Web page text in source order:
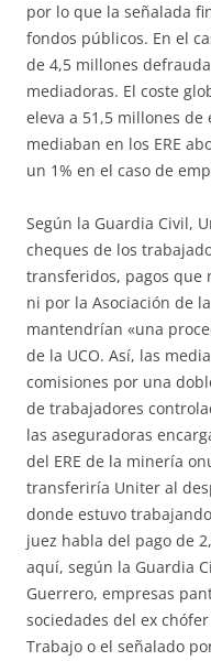
por lo que la señalada
fondos públicos. En el
de 4,5 millones
mediadoras. El coste
eleva a 51,5 millones de
mediaban en los ERE
un 1% en el caso de
Según la Guardia Civil,
cheques de los
transferidos, pagos que
ni por la Asociación de
mantendrían «una
de la UCO. Así, las
comisiones por una
de trabajadores
las aseguradoras
del ERE de la minería
transferiría Uniter al
donde estuvo
juez habla del pago de
aquí, según la Guardia
Guerrero, empresas
sociedades del ex
Trabajo o el señalado